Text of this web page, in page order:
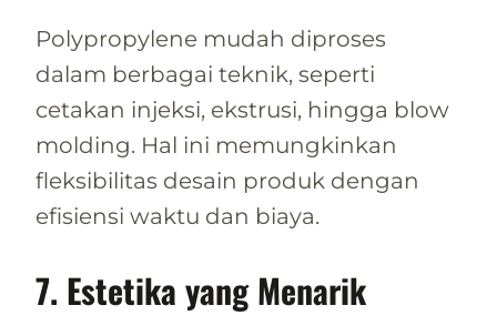
Polypropylene mudah diproses
dalam berbagai teknik, seperti
cetakan injeksi, ekstrusi, hingga blow
molding. Hal ini memungkinkan
fleksibilitas desain produk dengan
efisiensi waktu dan biaya.
7. Estetika yang Menarik